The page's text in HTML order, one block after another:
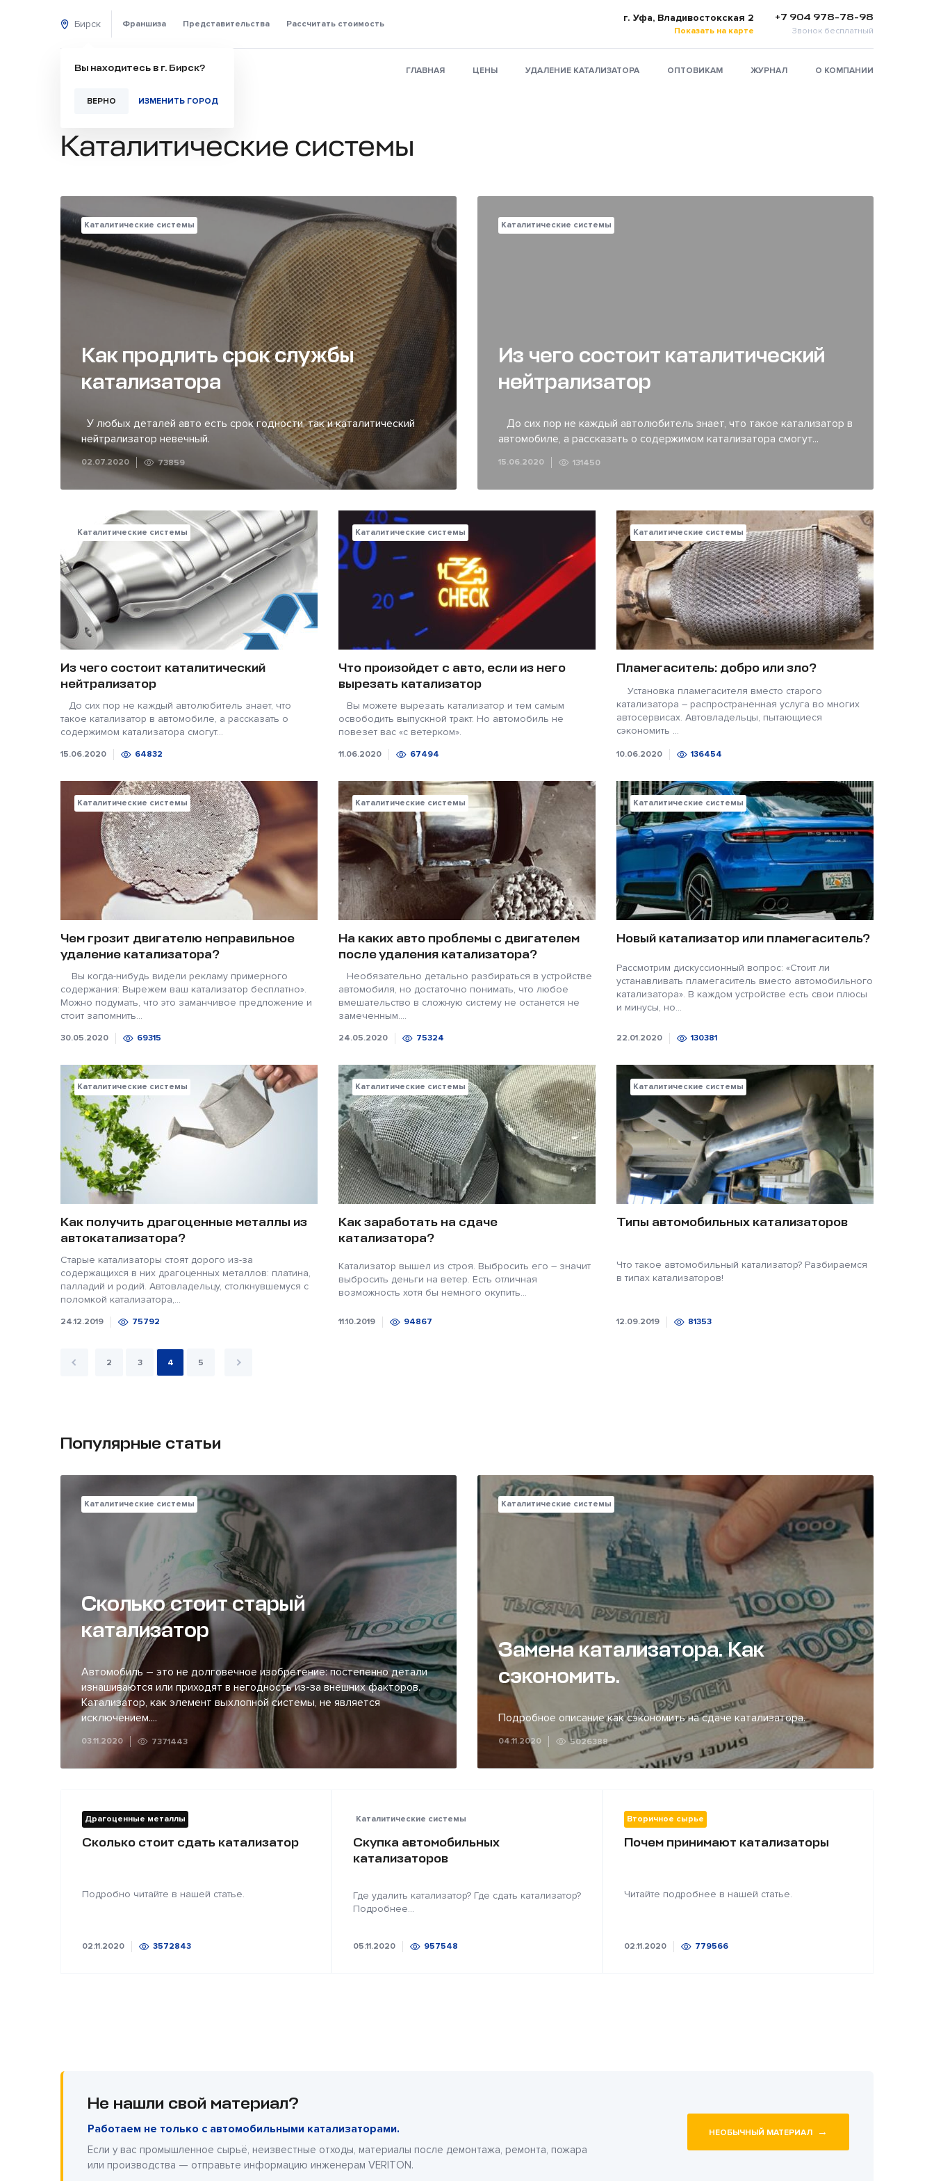
Бирск
Вы находитесь в г. Бирск?
ВЕРНО ИЗМЕНИТЬ ГОРОД
Франшиза Представительства Рассчитать стоимость г. Уфа, Владивостокская 2
Показать на карте
+7 904 978-78-98
Звонок бесплатный
ГЛАВНАЯ ЦЕНЫ УДАЛЕНИЕ КАТАЛИЗАТОРА ОПТОВИКАМ ЖУРНАЛ О КОМПАНИИ
Каталитические системы
Каталитические системы
Как продлить срок службы
катализатора
У любых деталей авто есть срок годности, так и каталитический
нейтрализатор невечный.
02.07.2020 73859
Каталитические системы
Из чего состоит каталитический
нейтрализатор
До сих пор не каждый автолюбитель знает, что такое катализатор в
автомобиле, а рассказать о содержимом катализатора смогут...
15.06.2020 131450
Каталитические системы
Из чего состоит каталитический
нейтрализатор
До сих пор не каждый автолюбитель знает, что
такое катализатор в автомобиле, а рассказать о
содержимом катализатора смогут...
15.06.2020 64832
Каталитические системы
Что произойдет с авто, если из него
вырезать катализатор
Вы можете вырезать катализатор и тем самым
освободить выпускной тракт. Но автомобиль не
повезет вас «с ветерком».
11.06.2020 67494
Каталитические системы
Пламегаситель: добро или зло?
Установка пламегасителя вместо старого
катализатора – распространенная услуга во многих
автосервисах. Автовладельцы, пытающиеся
сэкономить ...
10.06.2020 136454
Каталитические системы
Чем грозит двигателю неправильное
удаление катализатора?
Вы когда-нибудь видели рекламу примерного
содержания: Вырежем ваш катализатор бесплатно».
Можно подумать, что это заманчивое предложение и
стоит запомнить...
30.05.2020 69315
Каталитические системы
На каких авто проблемы с двигателем
после удаления катализатора?
Необязательно детально разбираться в устройстве
автомобиля, но достаточно понимать, что любое
вмешательство в сложную систему не останется не
замеченным....
24.05.2020 75324
Каталитические системы
Новый катализатор или пламегаситель?
Рассмотрим дискуссионный вопрос: «Стоит ли
устанавливать пламегаситель вместо автомобильного
катализатора». В каждом устройстве есть свои плюсы
и минусы, но...
22.01.2020 130381
Каталитические системы
Как получить драгоценные металлы из
автокатализатора?
Старые катализаторы стоят дорого из-за
содержащихся в них драгоценных металлов: платина,
палладий и родий. Автовладельцу, столкнувшемуся с
поломкой катализатора,...
24.12.2019 75792
Каталитические системы
Как заработать на сдаче
катализатора?
Катализатор вышел из строя. Выбросить его – значит
выбросить деньги на ветер. Есть отличная
возможность хотя бы немного окупить...
11.10.2019 94867
Каталитические системы
Типы автомобильных катализаторов
Что такое автомобильный катализатор? Разбираемся
в типах катализаторов!
12.09.2019 81353
2 3 4 5
Популярные статьи
Каталитические системы
Сколько стоит старый
катализатор
Автомобиль – это не долговечное изобретение: постепенно детали
изнашиваются или приходят в негодность из-за внешних факторов.
Катализатор, как элемент выхлопной системы, не является
исключением....
03.11.2020 7371443
Каталитические системы
Замена катализатора. Как
сэкономить.
Подробное описание как сэкономить на сдаче катализатора.
04.11.2020 5026388
Драгоценные металлы
Сколько стоит сдать катализатор
Подробно читайте в нашей статье.
02.11.2020 3572843
Каталитические системы
Скупка автомобильных
катализаторов
Где удалить катализатор? Где сдать катализатор?
Подробнее...
05.11.2020 957548
Вторичное сырье
Почем принимают катализаторы
Читайте подробнее в нашей статье.
02.11.2020 779566
Не нашли свой материал?
Работаем не только с автомобильными катализаторами.
Если у вас промышленное сырьё, неизвестные отходы, материалы после демонтажа, ремонта, пожара
или производства — отправьте информацию инженерам VERITON.
НЕОБЫЧНЫЙ МАТЕРИАЛ →